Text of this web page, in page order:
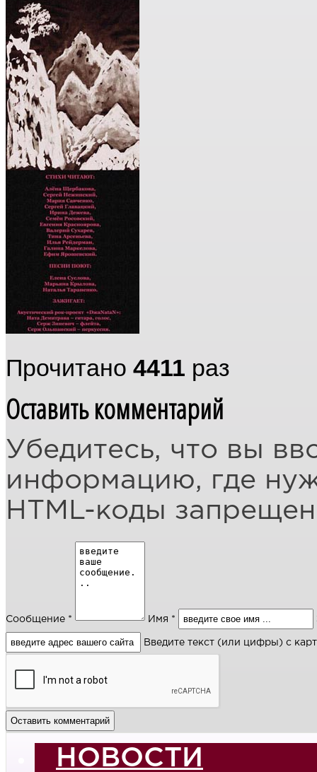
Прочитано 4411 раз
Оставить комментарий
Убедитесь, что вы
информацию, где
HTML-коды
Сообщение * Имя *
Введите текст (или цифры) с
НОВОСТИ